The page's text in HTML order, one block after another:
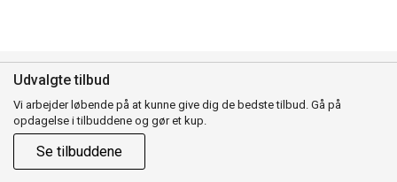
Udvalgte tilbud
Vi arbejder løbende på at kunne give dig de bedste tilbud. Gå på
opdagelse i tilbuddene og gør et kup.
Se tilbuddene